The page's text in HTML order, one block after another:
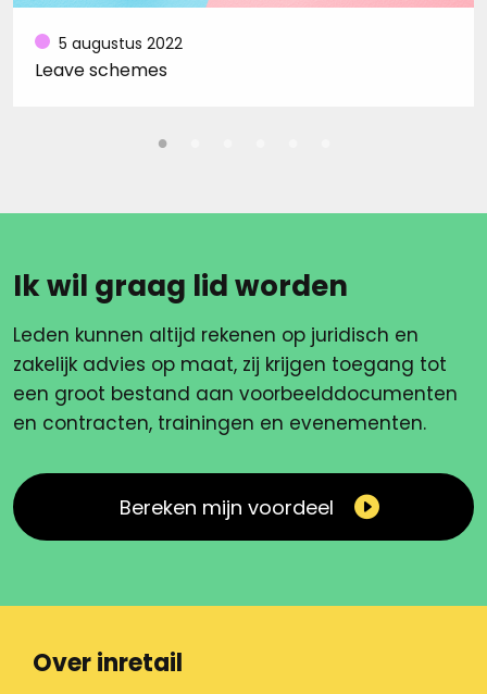
5 augustus 2022
Leave schemes
Ik wil graag lid worden
Leden kunnen altijd rekenen op juridisch en
zakelijk advies op maat, zij krijgen toegang tot
een groot bestand aan voorbeelddocumenten
en contracten, trainingen en evenementen.
Bereken mijn voordeel
Over inretail